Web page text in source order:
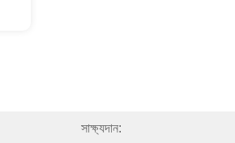
সাক্ষ্যদান: